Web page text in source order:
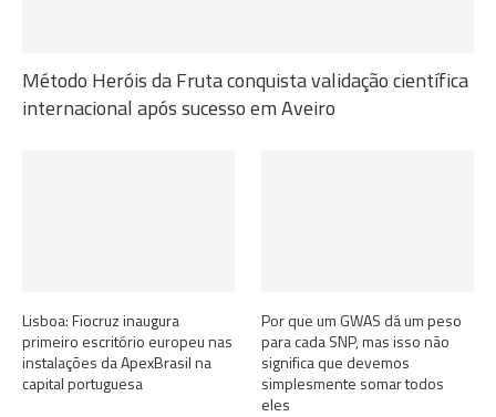
Método Heróis da Fruta conquista validação científica
internacional após sucesso em Aveiro
Lisboa: Fiocruz inaugura
primeiro escritório europeu nas
instalações da ApexBrasil na
capital portuguesa
Por que um GWAS dá um peso
para cada SNP, mas isso não
significa que devemos
simplesmente somar todos
eles